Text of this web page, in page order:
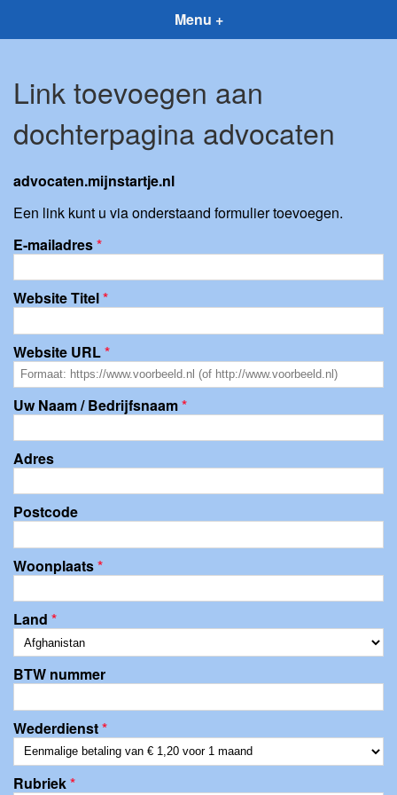
Menu +
Link toevoegen aan
dochterpagina advocaten
advocaten.mijnstartje.nl
Een link kunt u via onderstaand formulier toevoegen.
E-mailadres*
Website Titel*
Website URL*
Uw Naam / Bedrijfsnaam*
Adres
Postcode
Woonplaats*
Land *
BTW nummer
Wederdienst*
Rubriek*